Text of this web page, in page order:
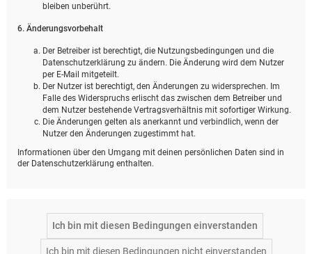
bleiben unberührt.
6. Änderungsvorbehalt
Der Betreiber ist berechtigt, die Nutzungsbedingungen und die
Datenschutzerklärung zu ändern. Die Änderung wird dem Nutzer
per E-Mail mitgeteilt.
Der Nutzer ist berechtigt, den Änderungen zu widersprechen. Im
Falle des Widerspruchs erlischt das zwischen dem Betreiber und
dem Nutzer bestehende Vertragsverhältnis mit sofortiger Wirkung.
Die Änderungen gelten als anerkannt und verbindlich, wenn der
Nutzer den Änderungen zugestimmt hat.
Informationen über den Umgang mit deinen persönlichen Daten sind in
der Datenschutzerklärung enthalten.